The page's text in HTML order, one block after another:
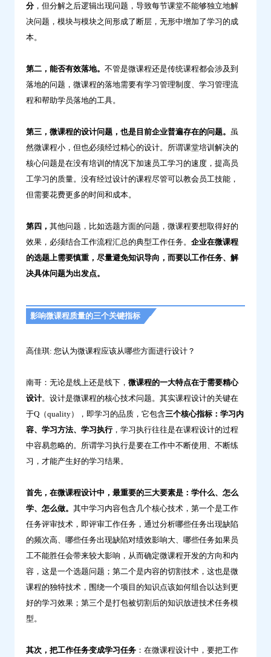
分，但分解之后逻辑出现问题，导致每节课堂不能够独立地解
决问题，模块与模块之间形成了断层，无形中增加了学习的成
本。
第二，能否有效落地。 不管是微课程还是传统课程都会涉及到
落地的问题，微课程的落地需要有学习管理制度、学习管理流
程和帮助学员落地的工具。
第三，微课程的设计问题，也是目前企业普遍存在的问题。 虽
然微课程小，但也必须经过精心的设计。所谓课堂培训解决的
核心问题是在没有培训的情况下加速员工学习的速度，提高员
工学习的质量。没有经过设计的课程尽管可以教会员工技能，
但需要花费更多的时间和成本。
第四， 其他问题，比如选题方面的问题，微课程要想取得好的
效果，必须结合工作流程汇总的典型工作任务。 企业在微课程
的选题上需要慎重，尽量避免知识导向，而要以工作任务、解
决具体问题为出发点。
影响微课程质量的三个关键指标
高佳琪: 您认为微课程应该从哪些方面进行设计？
南哥：无论是线上还是线下， 微课程的一大特点在于需要精心
设计。设计是微课程的核心技术问题。其实课程设计的关键在
于Q（quality），即学习的品质，它包含三个核心指标：学习内
容、学习方法、学习执行，学习执行往往是在课程设计的过程
中容易忽略的。所谓学习执行是要在工作中不断使用、不断练
习，才能产生好的学习结果。
首先，在微课程设计中，最重要的三大要素是：学什么、怎么
学、怎么做。 其中学习内容包含几个核心技术，第一个是工作
任务评审技术，即评审工作任务，通过分析哪些任务出现缺陷
的频次高、哪些任务出现缺陷对绩效影响大、哪些任务如果员
工不能胜任会带来较大影响，从而确定微课程开发的方向和内
容，这是一个选题问题；第二个是内容的切割技术，这也是微
课程的独特技术，围绕一个项目的知识点该如何组合以达到更
好的学习效果；第三个是打包被切割后的知识放进技术任务模
型。
其次，把工作任务变成学习任务 ：在微课程设计中，要把工作